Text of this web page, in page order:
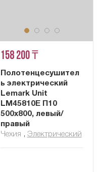
158 200 ₸
Полотенцесушител
ь электрический
Lemark Unit
LM45810E П10
500x800, левый/
правый
Чехия , Электрический